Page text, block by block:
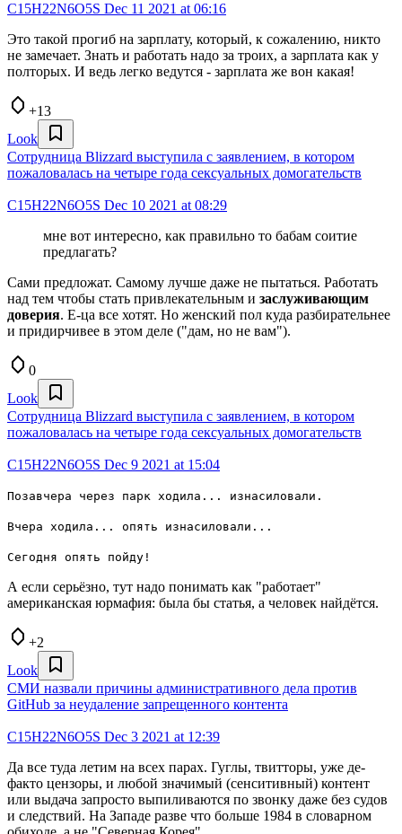
C15H22N6O5S Dec 11 2021 at 06:16
Это такой прогиб на зарплату, который, к сожалению, никто
не замечает. Знать и работать надо за троих, а зарплата как у
полторых. И ведь легко ведутся - зарплата же вон какая!
+13
Look
Сотрудница Blizzard выступила с заявлением, в котором
пожаловалась на четыре года сексуальных домогательств
C15H22N6O5S Dec 10 2021 at 08:29
мне вот интересно, как правильно то бабам соитие
предлагать?
Сами предложат. Самому лучше даже не пытаться. Работать
над тем чтобы стать привлекательным и заслуживающим
доверия. Е-ца все хотят. Но женский пол куда разбирательнее
и придирчивее в этом деле ("дам, но не вам").
0
Look
Сотрудница Blizzard выступила с заявлением, в котором
пожаловалась на четыре года сексуальных домогательств
C15H22N6O5S Dec 9 2021 at 15:04
Позавчера через парк ходила... изнасиловали.
Вчера ходила... опять изнасиловали...
Сегодня опять пойду!
А если серьёзно, тут надо понимать как "работает"
американская юрмафия: была бы статья, а человек найдётся.
+2
Look
СМИ назвали причины административного дела против
GitHub за неудаление запрещенного контента
C15H22N6O5S Dec 3 2021 at 12:39
Да все туда летим на всех парах. Гуглы, твитторы, уже де-
факто цензоры, и любой значимый (сенситивный) контент
или выдача запросто выпиливаются по звонку даже без судов
и следствий. На Западе разве что больше 1984 в словарном